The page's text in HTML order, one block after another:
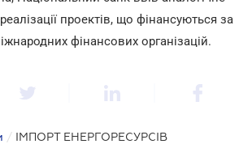
проектів, що фінансуються за
фінансових організацій.
/ ІМПОРТ ЕНЕРГОРЕСУРСІВ